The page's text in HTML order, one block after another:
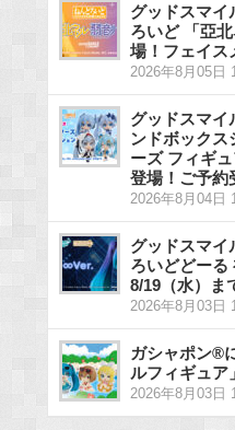
グッドスマイ
ろいど 「亞
場！フェイス
2026年8月05日
グッドスマイ
ンドボックス
ーズ フィギ
登場！ご予約
2026年8月04日
グッドスマイ
ろいどどーる
8/19（水）ま
2026年8月03日
ガシャポン®
ルフィギュア
2026年8月03日